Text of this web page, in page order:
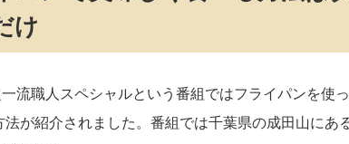
け
流職人スペシャルという番組ではフライパンを使っ
が紹介されました。番組では千葉県の成田山にあ